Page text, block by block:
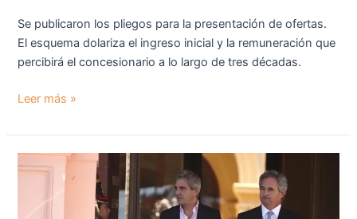
Se publicaron los pliegos para la presentación de ofertas.
El esquema dolariza el ingreso inicial y la remuneración que
percibirá el concesionario a lo largo de tres décadas.
Leer más »
El
gobierno